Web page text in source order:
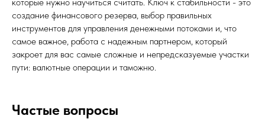
создание финансового резерва, выбор правильных
инструментов для управления денежными потоками и, что
самое важное, работа с надежным партнером, который
закроет для вас самые сложные и непредсказуемые участки
пути: валютные операции и таможню.
Частые вопросы